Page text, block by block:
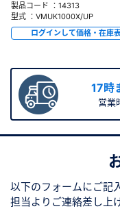
製品コード ：14313
型式 ：VMUK1000X/UP
ログインして価格・在庫
17時
営業
以下のフォームにご記
担当よりご連絡差し上